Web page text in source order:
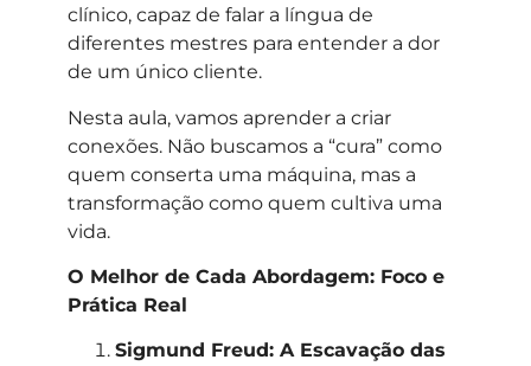
clínico, capaz de falar a língua de
diferentes mestres para entender a dor
de um único cliente.
Nesta aula, vamos aprender a criar
conexões. Não buscamos a “cura” como
quem conserta uma máquina, mas a
transformação como quem cultiva uma
vida.
O Melhor de Cada Abordagem: Foco e
Prática Real
Sigmund Freud: A Escavação das